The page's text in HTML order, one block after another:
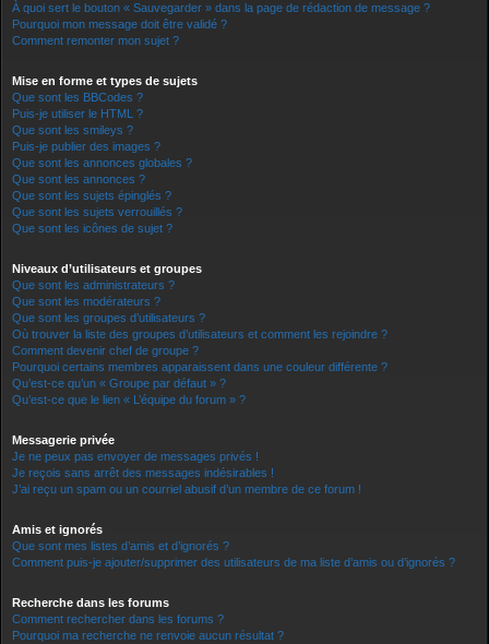
À quoi sert le bouton « Sauvegarder » dans la page de rédaction de message ?
Pourquoi mon message doit être validé ?
Comment remonter mon sujet ?
Mise en forme et types de sujets
Que sont les BBCodes ?
Puis-je utiliser le HTML ?
Que sont les smileys ?
Puis-je publier des images ?
Que sont les annonces globales ?
Que sont les annonces ?
Que sont les sujets épinglés ?
Que sont les sujets verrouillés ?
Que sont les icônes de sujet ?
Niveaux d’utilisateurs et groupes
Que sont les administrateurs ?
Que sont les modérateurs ?
Que sont les groupes d’utilisateurs ?
Où trouver la liste des groupes d’utilisateurs et comment les rejoindre ?
Comment devenir chef de groupe ?
Pourquoi certains membres apparaissent dans une couleur différente ?
Qu’est-ce qu’un « Groupe par défaut » ?
Qu’est-ce que le lien « L’équipe du forum » ?
Messagerie privée
Je ne peux pas envoyer de messages privés !
Je reçois sans arrêt des messages indésirables !
J’ai reçu un spam ou un courriel abusif d’un membre de ce forum !
Amis et ignorés
Que sont mes listes d’amis et d’ignorés ?
Comment puis-je ajouter/supprimer des utilisateurs de ma liste d’amis ou d’ignorés ?
Recherche dans les forums
Comment rechercher dans les forums ?
Pourquoi ma recherche ne renvoie aucun résultat ?